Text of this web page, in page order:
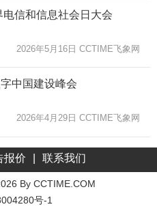
电信和信息社会日大会
2026年5月16日 CCTIME飞象网
中国建设峰会
2026年4月29日 CCTIME飞象网
报价 联系我们
By CCTIME.COM
号-1